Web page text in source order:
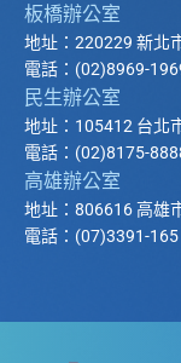
板橋辦公室
地址：220229 新北
電話：(02)8969-
民生辦公室
地址：105412 台北
電話：(02)8175-
高雄辦公室
地址：806616 高雄
電話：(07)3391-165